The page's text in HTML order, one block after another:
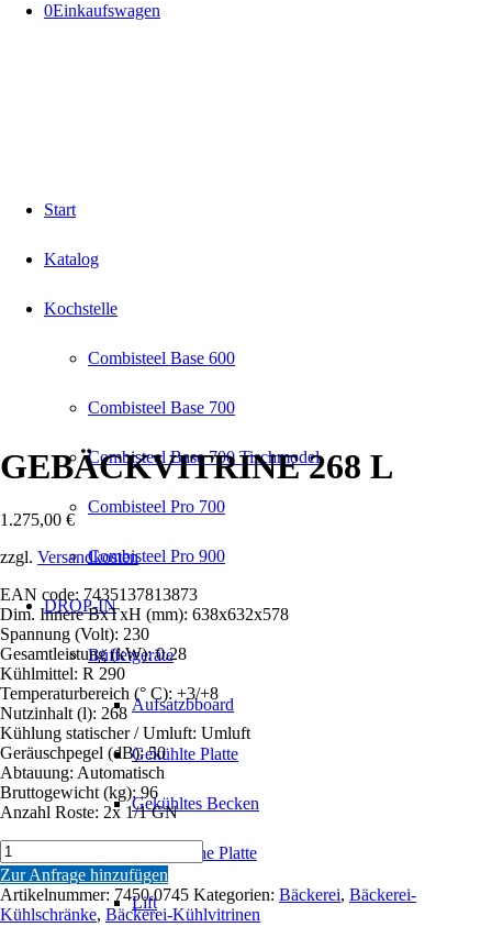
0Einkaufswagen
Start
Katalog
Kochstelle
Combisteel Base 600
Combisteel Base 700
Combisteel Base 700 Tischmodel
Combisteel Pro 700
Combisteel Pro 900
DROP-IN
Büffetgeräte
Aufsatzbboard
Gekühlte Platte
Gekühltes Becken
Keramische Platte
Lift
GEBÄCKVITRINE 268 L
1.275,00 €
zzgl. Versandkosten
EAN code: 7435137813873
Dim. Innere BxTxH (mm): 638x632x578
Spannung (Volt): 230
Gesamtleistung (kW): 0.28
Kühlmittel: R 290
Temperaturbereich (° C): +3/+8
Nutzinhalt (l): 268
Kühlung statischer / Umluft: Umluft
Geräuschpegel (dB): 50
Abtauung: Automatisch
Bruttogewicht (kg): 96
Anzahl Roste: 2x 1/1 GN
GEBÄCKVITRINE
268
L
Menge
Zur Anfrage hinzufügen
Artikelnummer: 7450.0745 Kategorien: Bäckerei, Bäckerei-
Kühlschränke, Bäckerei-Kühlvitrinen